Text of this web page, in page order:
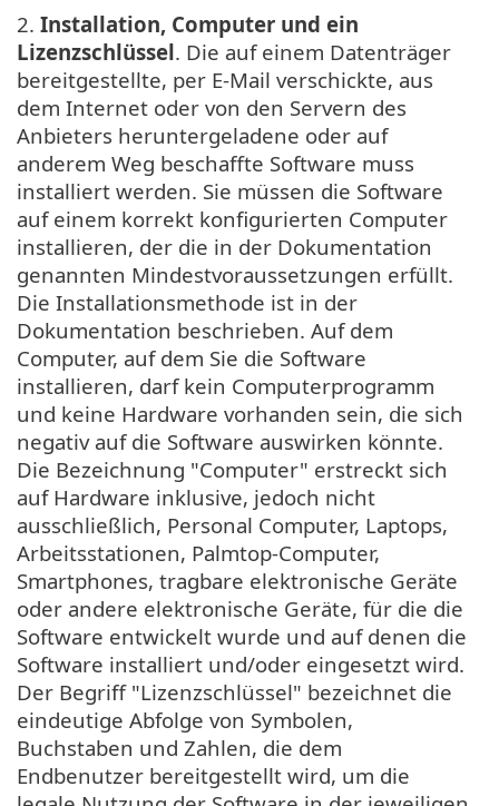
2. Installation, Computer und ein
Lizenzschlüssel. Die auf einem Datenträger
bereitgestellte, per E-Mail verschickte, aus
dem Internet oder von den Servern des
Anbieters heruntergeladene oder auf
anderem Weg beschaffte Software muss
installiert werden. Sie müssen die Software
auf einem korrekt konfigurierten Computer
installieren, der die in der Dokumentation
genannten Mindestvoraussetzungen erfüllt.
Die Installationsmethode ist in der
Dokumentation beschrieben. Auf dem
Computer, auf dem Sie die Software
installieren, darf kein Computerprogramm
und keine Hardware vorhanden sein, die sich
negativ auf die Software auswirken könnte.
Die Bezeichnung "Computer" erstreckt sich
auf Hardware inklusive, jedoch nicht
ausschließlich, Personal Computer, Laptops,
Arbeitsstationen, Palmtop-Computer,
Smartphones, tragbare elektronische Geräte
oder andere elektronische Geräte, für die die
Software entwickelt wurde und auf denen die
Software installiert und/oder eingesetzt wird.
Der Begriff "Lizenzschlüssel" bezeichnet die
eindeutige Abfolge von Symbolen,
Buchstaben und Zahlen, die dem
Endbenutzer bereitgestellt wird, um die